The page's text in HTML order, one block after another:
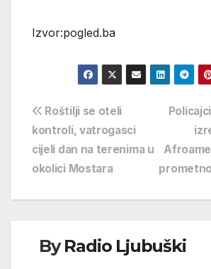
Izvor:pogled.ba
Navigacija
objava
Roštilji se oteli
kontroli, vatrogasci
cijeli dan na terenima u
okolici Mostara
ByRadio Ljubuški